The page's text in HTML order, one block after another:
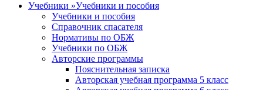
Учебники »Учебники и пособия
Учебники и пособия
Справочник спасателя
Нормативы по ОБЖ
Учебники по ОБЖ
Авторские программы
Пояснительная записка
Авторская учебная программа 5 класс